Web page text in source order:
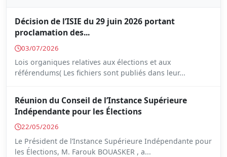
Décision de l’ISIE du 29 juin 2026 portant
proclamation des...
03/07/2026
Lois organiques relatives aux élections et aux
référendums( Les fichiers sont publiés dans leur...
Réunion du Conseil de l’Instance Supérieure
Indépendante pour les Élections
22/05/2026
Le Président de l’Instance Supérieure Indépendante pour
les Élections, M. Farouk BOUASKER , a...